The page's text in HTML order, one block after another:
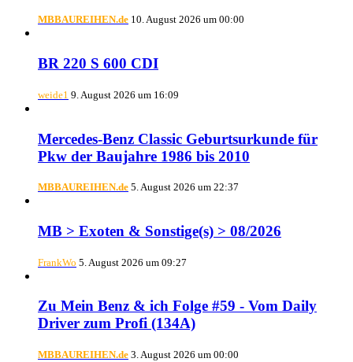
MBBAUREIHEN.de 10. August 2026 um 00:00
BR 220 S 600 CDI
weide1 9. August 2026 um 16:09
Mercedes-Benz Classic Geburtsurkunde für
Pkw der Baujahre 1986 bis 2010
MBBAUREIHEN.de 5. August 2026 um 22:37
MB > Exoten & Sonstige(s) > 08/2026
FrankWo 5. August 2026 um 09:27
Zu Mein Benz & ich Folge #59 - Vom Daily
Driver zum Profi (134A)
MBBAUREIHEN.de 3. August 2026 um 00:00